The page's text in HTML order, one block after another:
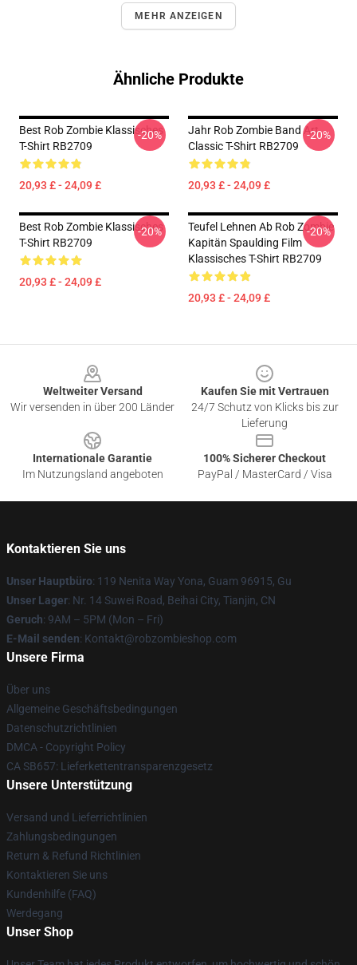
MEHR ANZEIGEN
Ähnliche Produkte
Best Rob Zombie Klassisches
T-Shirt RB2709
20,93 £ - 24,09 £
-20%
Jahr Rob Zombie Band Art
Classic T-Shirt RB2709
20,93 £ - 24,09 £
-20%
Best Rob Zombie Klassisches
T-Shirt RB2709
20,93 £ - 24,09 £
-20%
Teufel Lehnen Ab Rob Zombie
Kapitän Spaulding Film
Klassisches T-Shirt RB2709
20,93 £ - 24,09 £
-20%
Weltweiter Versand
Wir versenden in über 200 Länder
Kaufen Sie mit Vertrauen
24/7 Schutz von Klicks bis zur
Lieferung
Internationale Garantie
Im Nutzungsland angeboten
100% Sicherer Checkout
PayPal / MasterCard / Visa
Kontaktieren Sie uns
Unser Hauptbüro: 119 Nenita Way Yona, Guam 96915, Gu
Unser Lager: Nr. 14 Suwei Road, Beihai City, Tianjin, CN
Geruch: 9AM – 5PM (Mon – Fri)
E-Mail senden: Kontakt@robzombieshop.com
Unsere Firma
Über uns
Allgemeine Geschäftsbedingungen
Datenschutzrichtlinien
DMCA - Copyright Policy
CA SB657: Lieferkettentransparenzgesetz
Unsere Unterstützung
Versand und Lieferrichtlinien
Zahlungsbedingungen
Return & Refund Richtlinien
Kontaktieren Sie uns
Kundenhilfe (FAQ)
Werdegang
Unser Shop